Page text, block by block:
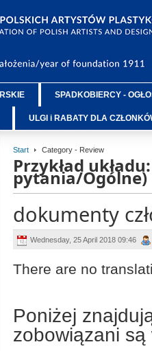
SPADKOBIERCY -
ULGI i RABATY DLA
Start Category - Review
Przykład
pytania/Ogólne)
dokumenty
Wednesday, 25 April 2018 09:46
There are no
Poniżej
zobowiązani są